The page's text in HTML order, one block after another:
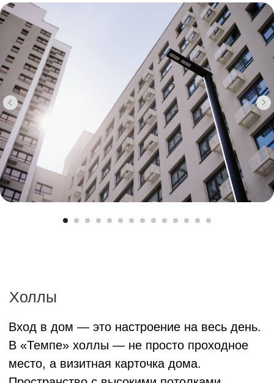
Двор
Двор приватный и без автомобилей. На
территорию комплекса не смогут попасть
посторонние — она надежно защищена
системой контроля доступа, круглосуточным
видеонаблюдением по периметру, а также
собственной службой мониторинга.
Площадка — не просто для галочки. Она
создана, чтобы развивать: бегать,
карабкаться, придумывать истории. Для
взрослых — спортивные зоны, где можно
размяться утром или потренироваться
после работы, и зоны отдыха, где можно
будто ты не в городе, а в собственном
тихом саду.
саунд-дизайн
воркаут площадка